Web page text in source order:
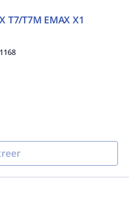
T7/T7M EMAX X1